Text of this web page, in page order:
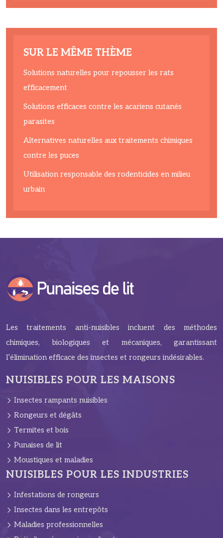
SUR LE MÊME THÈME
Solutions naturelles pour repousser les rats
efficacement
Solutions efficaces contre les acariens cutanés
parasites
Alternatives naturelles aux traitements chimiques
contre les puces
Utilisation responsable des rodenticides en milieu
urbain
Les traitements anti-nuisibles incluent des méthodes
chimiques, biologiques et mécaniques, garantissant
l’élimination efficace des insectes et rongeurs indésirables.
NUISIBLES POUR LES MAISONS
Insectes rampants nuisibles
Rongeurs et dégâts
Termites et bois
Punaises de lit
Moustiques et maladies
NUISIBLES POUR LES INDUSTRIES
Infestations de rongeurs
Insectes dans les entrepôts
Maladies professionnelles